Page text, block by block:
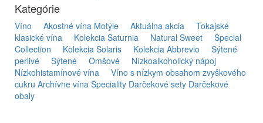
Kategórie
Víno Akostné vína Motýle Aktuálna akcia
Tokajské
klasické vína
Kolekcia Saturnia Natural Sweet
Special
Collection
Kolekcia Solaris Kolekcia Abbrevio
Sýtené
perlivé
Sýtené Omšové
Nízkoalkoholický nápoj
Nízkohistamínové vína
Víno s nízkym obsahom zvyškového
cukru Archívne vína Špeciality Darčekové sety Darčekové
obaly